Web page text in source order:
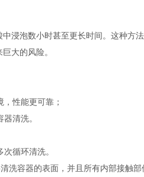
浸泡数小时甚至更长时间。这种方
大的风险。
性能更可靠；
清洗。
循环清洗。
洗容器的表面，并且所有内部接触部